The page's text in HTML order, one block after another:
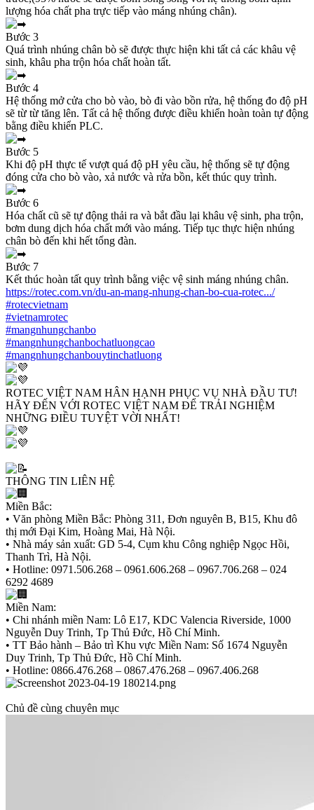
lượng hóa chất pha trực tiếp vào máng nhúng chân).
Bước 3
Quá trình nhúng chân bò sẽ được thực hiện khi tất cả các khâu vệ
sinh, khâu pha trộn hóa chất hoàn tất.
Bước 4
Hệ thống mở cửa cho bò vào, bò đi vào bồn rửa, hệ thống đo độ pH
sẽ từ từ tăng lên. Tất cả hệ thống được điều khiển hoàn toàn tự động
bằng điều khiển PLC.
Bước 5
Khi độ pH thực tế vượt quá độ pH yêu cầu, hệ thống sẽ tự động
đóng cửa cho bò vào, xả nước và rửa bồn, kết thúc quy trình.
Bước 6
Hóa chất cũ sẽ tự động thải ra và bắt đầu lại khâu vệ sinh, pha trộn,
bơm dung dịch hóa chất mới vào máng. Tiếp tục thực hiện nhúng
chân bò đến khi hết tổng đàn.
Bước 7
Kết thúc hoàn tất quy trình bằng việc vệ sinh máng nhúng chân.
https://rotec.com.vn/du-an-mang-nhung-chan-bo-cua-rotec.../
#rotecvietnam
#vietnamrotec
#mangnhungchanbo
#mangnhungchanbochatluongcao
#mangnhungchanbouytinchatluong
ROTEC VIỆT NAM HÂN HẠNH PHỤC VỤ NHÀ ĐẦU TƯ!
HÃY ĐẾN VỚI ROTEC VIỆT NAM ĐỂ TRẢI NGHIỆM
NHỮNG ĐIỀU TUYỆT VỜI NHẤT!
THÔNG TIN LIÊN HỆ
Miền Bắc:
• Văn phòng Miền Bắc: Phòng 311, Đơn nguyên B, B15, Khu đô
thị mới Đại Kim, Hoàng Mai, Hà Nội.
• Nhà máy sản xuất: GD 5-4, Cụm khu Công nghiệp Ngọc Hồi,
Thanh Trì, Hà Nội.
• Hotline: 0971.506.268 – 0961.606.268 – 0967.706.268 – 024
6292 4689
Miền Nam:
• Chi nhánh miền Nam: Lô E17, KDC Valencia Riverside, 1000
Nguyễn Duy Trinh, Tp Thủ Đức, Hồ Chí Minh.
• TT Bảo hành – Bảo trì Khu vực Miền Nam: Số 1674 Nguyễn
Duy Trinh, Tp Thủ Đức, Hồ Chí Minh.
• Hotline: 0866.476.268 – 0867.476.268 – 0967.406.268
Chủ đề cùng chuyên mục